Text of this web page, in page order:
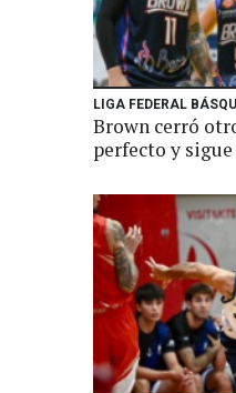
LIGA FEDERAL
Brown cerró
perfecto y